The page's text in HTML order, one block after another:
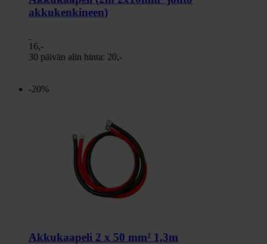
akkukenkineen)
16,-
30 päivän alin hinta: 20,-
-20%
Akkukaapeli 2 x 50 mm² 1,3m